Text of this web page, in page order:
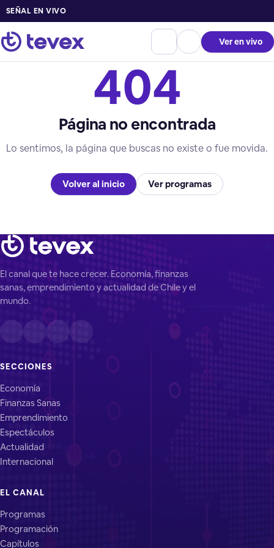
SEÑAL EN VIVO
Ver en vivo
404
Página no encontrada
Lo sentimos, la página que buscas no existe o fue movida.
Volver al inicio Ver programas
El canal que te hace crecer. Economía, finanzas
sanas, emprendimiento y actualidad de Chile y el
mundo.
SECCIONES
Economía
Finanzas Sanas
Emprendimiento
Espectáculos
Actualidad
Internacional
EL CANAL
Programas
Programación
Capítulos